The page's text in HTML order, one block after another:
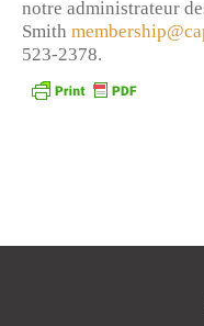
notre administrateur
Smith
523-2378.